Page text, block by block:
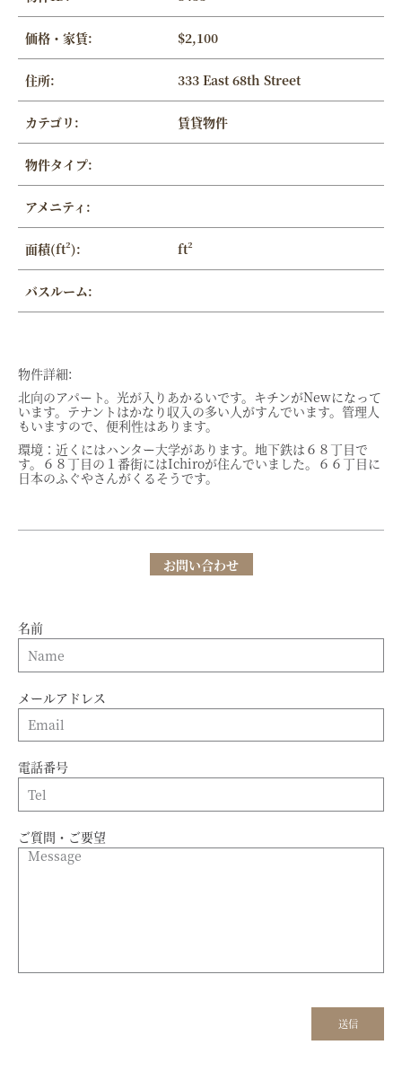
価格・家賃: $2,100
住所: 333 East 68th Street
カテゴリ: 賃貸物件
物件タイプ:
アメニティ:
面積(ft²): ft²
バスルーム:
物件詳細:
北向のアパート。光が入りあかるいです。キチンがNewになって
います。テナントはかなり収入の多い人がすんでいます。管理人
もいますので、便利性はあります。
環境：近くにはハンター大学があります。地下鉄は６８丁目で
す。６８丁目の１番街にはIchiroが住んでいました。６６丁目に
日本のふぐやさんがくるそうです。
お問い合わせ
名前
メールアドレス
電話番号
ご質問・ご要望